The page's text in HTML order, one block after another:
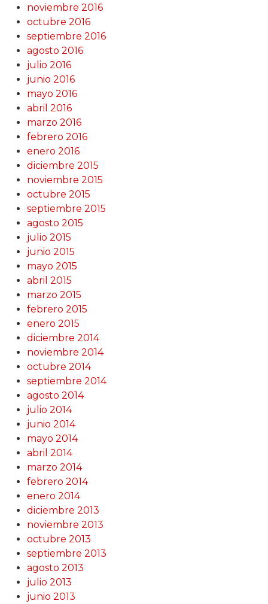
noviembre 2016
octubre 2016
septiembre 2016
agosto 2016
julio 2016
junio 2016
mayo 2016
abril 2016
marzo 2016
febrero 2016
enero 2016
diciembre 2015
noviembre 2015
octubre 2015
septiembre 2015
agosto 2015
julio 2015
junio 2015
mayo 2015
abril 2015
marzo 2015
febrero 2015
enero 2015
diciembre 2014
noviembre 2014
octubre 2014
septiembre 2014
agosto 2014
julio 2014
junio 2014
mayo 2014
abril 2014
marzo 2014
febrero 2014
enero 2014
diciembre 2013
noviembre 2013
octubre 2013
septiembre 2013
agosto 2013
julio 2013
junio 2013